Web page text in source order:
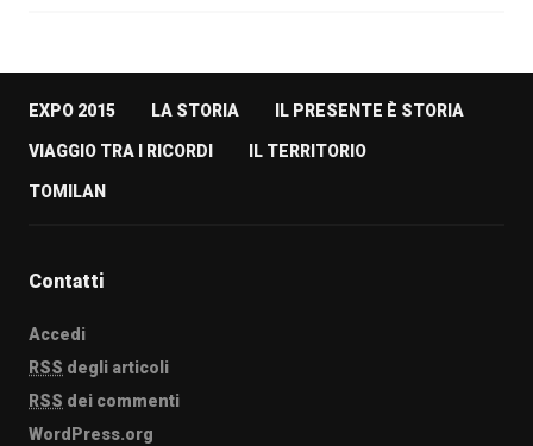
EXPO 2015 LA STORIA IL PRESENTE È STORIA
VIAGGIO TRA I RICORDI IL TERRITORIO
TOMILAN
Contatti
Accedi
RSS degli articoli
RSS dei commenti
WordPress.org